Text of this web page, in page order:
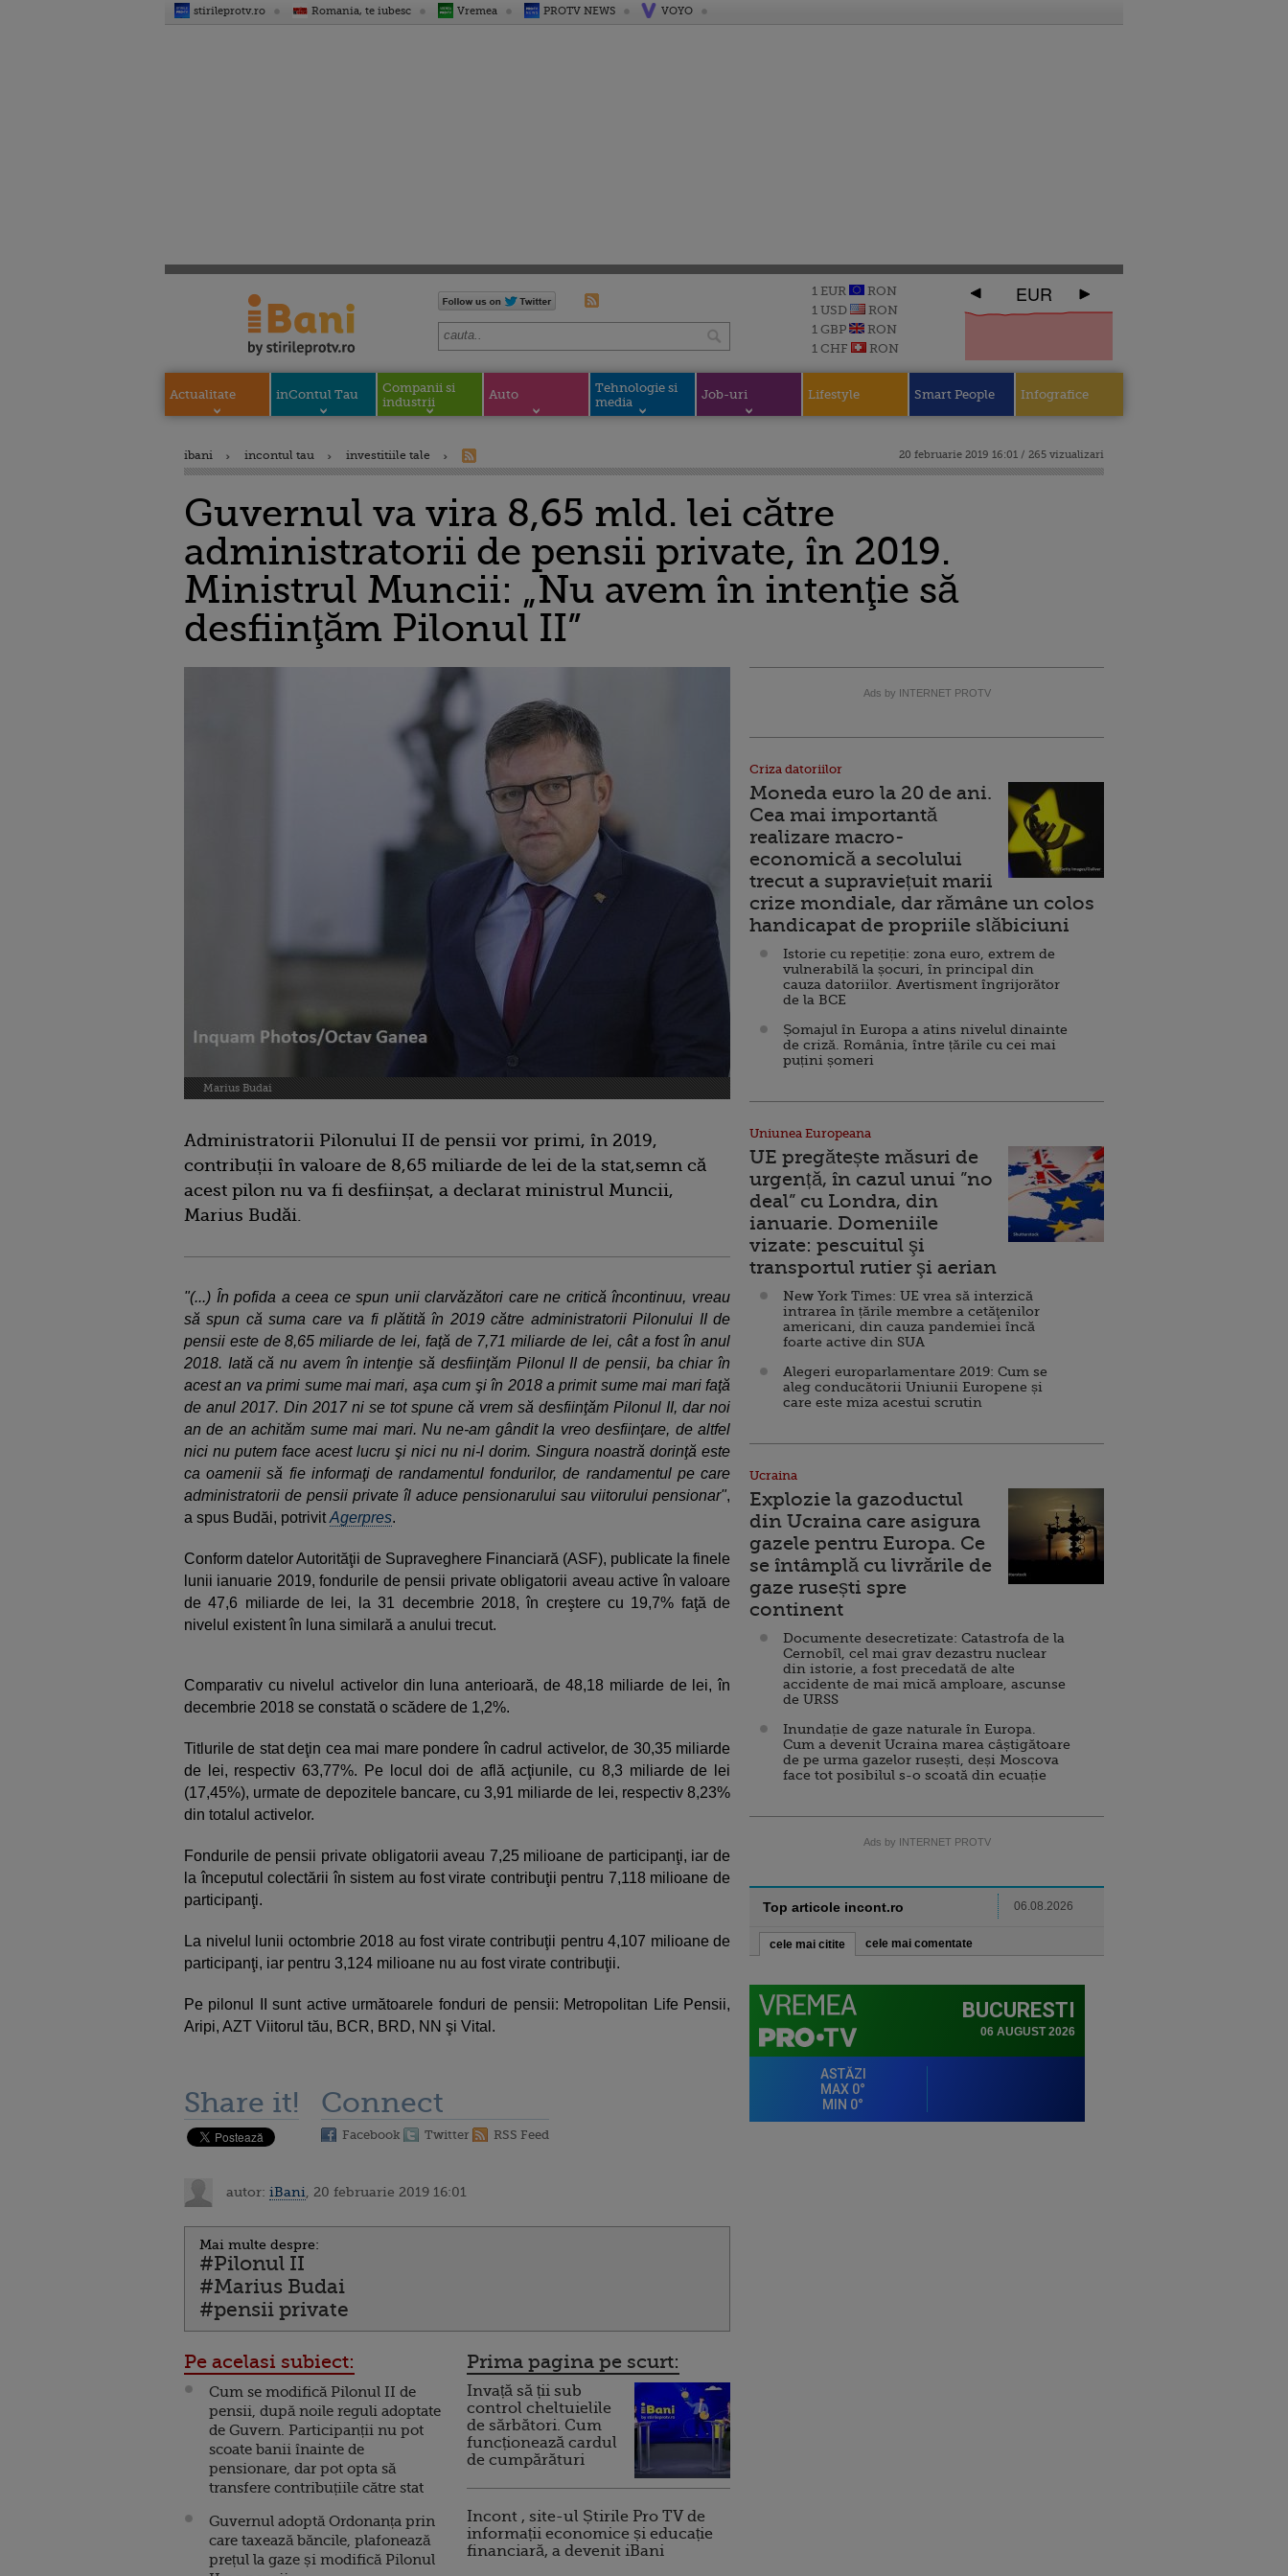
stirileprotv.ro Romania, te iubesc Vremea PROTV NEWS VOYO
1 EUR
RON
1 USD
RON
1 GBP
RON
1 CHF
RON
EUR
Actualitate inContul Tau
Companii si
industrii
Auto
Tehnologie si
media
Job-uri Lifestyle Smart People Infografice
ibani incontul tau investitiile tale 20 februarie 2019 16:01 / 265 vizualizari
Guvernul va vira 8,65 mld. lei către
administratorii de pensii private, în 2019.
Ministrul Muncii: „Nu avem în intenţie să
desfiinţăm Pilonul II”
Marius Budai
Administratorii Pilonului II de pensii vor primi, în 2019,
contribuții în valoare de 8,65 miliarde de lei de la stat,semn că
acest pilon nu va fi desfiinșat, a declarat ministrul Muncii,
Marius Budăi.
"(...) În pofida a ceea ce spun unii clarvăzători care ne critică încontinuu, vreau
să spun că suma care va fi plătită în 2019 către administratorii Pilonului II de
pensii este de 8,65 miliarde de lei, faţă de 7,71 miliarde de lei, cât a fost în anul
2018. Iată că nu avem în intenţie să desfiinţăm Pilonul II de pensii, ba chiar în
acest an va primi sume mai mari, aşa cum şi în 2018 a primit sume mai mari faţă
de anul 2017. Din 2017 ni se tot spune că vrem să desfiinţăm Pilonul II, dar noi
an de an achităm sume mai mari. Nu ne-am gândit la vreo desfiinţare, de altfel
nici nu putem face acest lucru şi nici nu ni-l dorim. Singura noastră dorinţă este
ca oamenii să fie informaţi de randamentul fondurilor, de randamentul pe care
administratorii de pensii private îl aduce pensionarului sau viitorului pensionar",
a spus Budăi, potrivitAgerpres.
Conform datelor Autorităţii de Supraveghere Financiară (ASF), publicate la finele
lunii ianuarie 2019, fondurile de pensii private obligatorii aveau active în valoare
de 47,6 miliarde de lei, la 31 decembrie 2018, în creştere cu 19,7% faţă de
nivelul existent în luna similară a anului trecut.
Comparativ cu nivelul activelor din luna anterioară, de 48,18 miliarde de lei, în
decembrie 2018 se constată o scădere de 1,2%.
Titlurile de stat deţin cea mai mare pondere în cadrul activelor, de 30,35 miliarde
de lei, respectiv 63,77%. Pe locul doi de află acţiunile, cu 8,3 miliarde de lei
(17,45%), urmate de depozitele bancare, cu 3,91 miliarde de lei, respectiv 8,23%
din totalul activelor.
Fondurile de pensii private obligatorii aveau 7,25 milioane de participanţi, iar de
la începutul colectării în sistem au fost virate contribuţii pentru 7,118 milioane de
participanţi.
La nivelul lunii octombrie 2018 au fost virate contribuţii pentru 4,107 milioane de
participanţi, iar pentru 3,124 milioane nu au fost virate contribuţii.
Pe pilonul II sunt active următoarele fonduri de pensii: Metropolitan Life Pensii,
Aripi, AZT Viitorul tău, BCR, BRD, NN şi Vital.
Share it! Connect
Facebook Twitter RSS Feed
autor: iBani , 20 februarie 2019 16:01
Mai multe despre:
#Pilonul II
#Marius Budai
#pensii private
Pe acelasi subiect:
Cum se modifică Pilonul II de
pensii, după noile reguli adoptate
de Guvern. Participanții nu pot
scoate banii înainte de
pensionare, dar pot opta să
transfere contribuțiile către stat
Guvernul adoptă Ordonanța prin
care taxează băncile, plafonează
prețul la gaze și modifică Pilonul
Prima pagina pe scurt:
Invață să ții sub
control cheltuielile
de sărbători. Cum
funcționează cardul
de cumpărături
Incont , site-ul Știrile Pro TV de
informații economice și educație
financiară, a devenit iBani
Ads by INTERNET PROTV
Criza datoriilor
Moneda euro la 20 de ani.
Cea mai importantă
realizare macro-
economică a secolului
trecut a supraviețuit marii
crize mondiale, dar rămâne un colos
handicapat de propriile slăbiciuni
Istorie cu repetiție: zona euro, extrem de
vulnerabilă la șocuri, în principal din
cauza datoriilor. Avertisment îngrijorător
de la BCE
Șomajul în Europa a atins nivelul dinainte
de criză. România, între țările cu cei mai
puțini șomeri
Uniunea Europeana
UE pregătește măsuri de
urgență, în cazul unui ”no
deal” cu Londra, din
ianuarie. Domeniile
vizate: pescuitul şi
transportul rutier şi aerian
New York Times: UE vrea să interzică
intrarea în țările membre a cetăţenilor
americani, din cauza pandemiei încă
foarte active din SUA
Alegeri europarlamentare 2019: Cum se
aleg conducătorii Uniunii Europene și
care este miza acestui scrutin
Ucraina
Explozie la gazoductul
din Ucraina care asigura
gazele pentru Europa. Ce
se întâmplă cu livrările de
gaze rusești spre
continent
Documente desecretizate: Catastrofa de la
Cernobîl, cel mai grav dezastru nuclear
din istorie, a fost precedată de alte
accidente de mai mică amploare, ascunse
de URSS
Inundație de gaze naturale în Europa.
Cum a devenit Ucraina marea câștigătoare
de pe urma gazelor rusești, deși Moscova
face tot posibilul s-o scoată din ecuație
Ads by INTERNET PROTV
Top articole incont.ro 06.08.2026
cele mai citite cele mai comentate